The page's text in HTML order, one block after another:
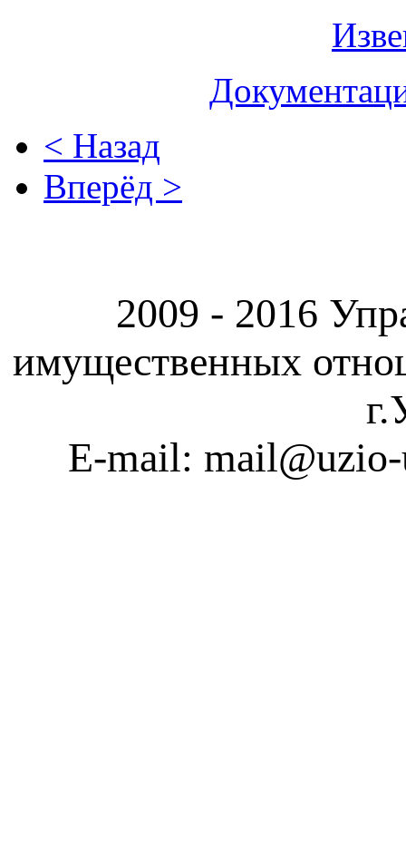
< Назад
Вперёд >
2009 - 2016
имущественных
E-mail: